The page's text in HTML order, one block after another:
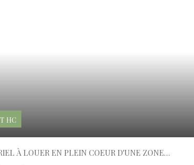
HC
À LOUER EN PLEIN COEUR D'UNE ZONE